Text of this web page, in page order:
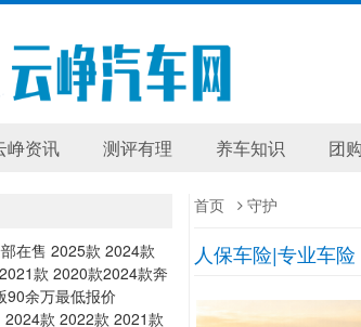
峥资讯 测评有理 养车知识 团
首页 守护
人保车险|专业车
在售 2025款 2024款
款 2020款2024款奔
90余万最低报价
款 2022款 2021款